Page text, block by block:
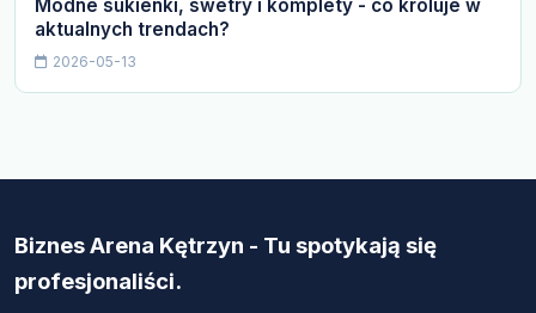
Modne sukienki, swetry i komplety - co króluje w
aktualnych trendach?
2026-05-13
Biznes Arena Kętrzyn - Tu spotykają się
profesjonaliści.